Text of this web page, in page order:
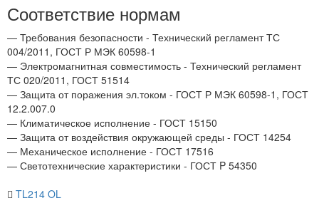
Соответствие нормам
— Требования безопасности - Технический регламент ТС
004/2011, ГОСТ Р МЭК 60598-1
— Электромагнитная совместимость - Технический регламент
ТС 020/2011, ГОСТ 51514
— Защита от поражения эл.током - ГОСТ Р МЭК 60598-1, ГОСТ
12.2.007.0
— Климатическое исполнение - ГОСТ 15150
— Защита от воздействия окружающей среды - ГОСТ 14254
— Механическое исполнение - ГОСТ 17516
— Светотехнические характеристики - ГОСТ P 54350
TL214 OL